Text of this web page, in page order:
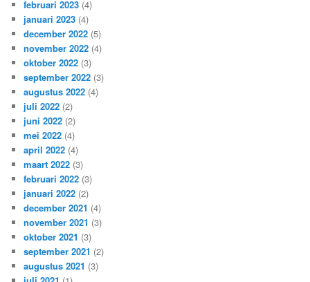
februari 2023 (4)
januari 2023 (4)
december 2022 (5)
november 2022 (4)
oktober 2022 (3)
september 2022 (3)
augustus 2022 (4)
juli 2022 (2)
juni 2022 (2)
mei 2022 (4)
april 2022 (4)
maart 2022 (3)
februari 2022 (3)
januari 2022 (2)
december 2021 (4)
november 2021 (3)
oktober 2021 (3)
september 2021 (2)
augustus 2021 (3)